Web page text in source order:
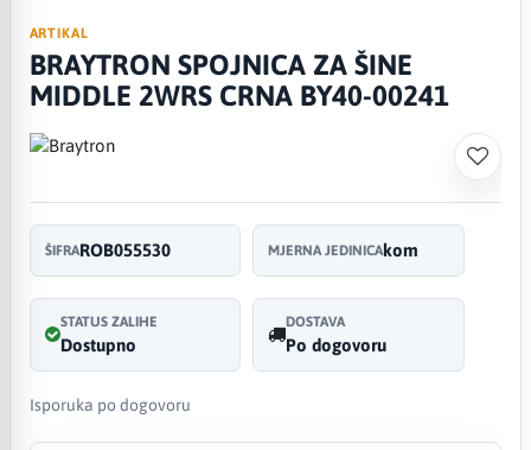
ARTIKAL
BRAYTRON SPOJNICA ZA ŠINE
MIDDLE 2WRS CRNA BY40-00241
ŠIFRAROB055530 MJERNA JEDINICAkom
STATUS ZALIHE
Dostupno
DOSTAVA
Po dogovoru
Isporuka po dogovoru